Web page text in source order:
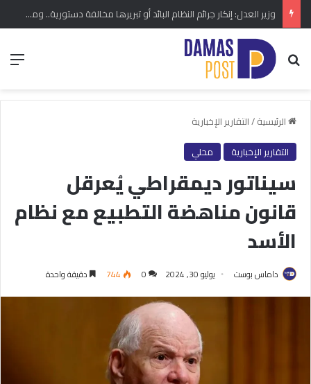
وزير العدل: إنكار جرائم النظام البائد أو تبريرها مخالفة دستورية.. ومشروع قانون خاص إلى مجلس الشعب
بحث عن
الرئيسية/التقارير الإخبارية
التقارير الإخبارية
محلي
سيناتور ديمقراطي يُعرقل
قانون مناهضة التطبيع مع نظام
الأسد
داماس بوست يوليو 30, 2024 0
744 دقيقة واحدة